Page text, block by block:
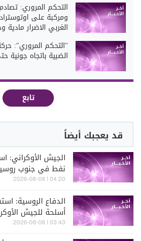
التحكم المروري:
ومركبة على
الغربي الاضرار مادية
"التحكم المروري":
الضبية باتجاه جونية
تابع
قد يعجبك أيضاً
الجيش الأوكراني:
نفط في جنوب
04:20 | 2026-08-08
الدفاع الروسية:
أسلحة للجيش
03:43 | 2026-08-08